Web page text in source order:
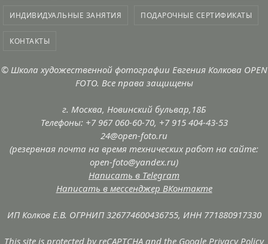
ИНДИВИДУАЛЬНЫЕ ЗАНЯТИЯ ПОДАРОЧНЫЕ СЕРТИФИКАТЫ
КОНТАКТЫ
© Школа художественной фотографии Евгения Колкова OPEN
FOTO. Все права защищены
г. Москва, Новинский бульвар,18Б
Телефоны: +7 967 060-60-70, +7 915 404-43-53
24@open-foto.ru
(резервная почта на время технических работ на сайте:
open-foto@yandex.ru)
Написать в Telegram
Написать в мессенджер ВКонтакте
ИП Колков Е.В. ОГРНИП 326774600436755, ИНН 771880917330
This site is protected by reCAPTCHA and the Google Privacy Policy